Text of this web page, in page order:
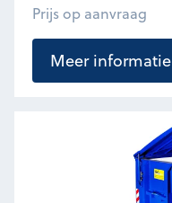
Prijs op aanvraag
Meer informatie